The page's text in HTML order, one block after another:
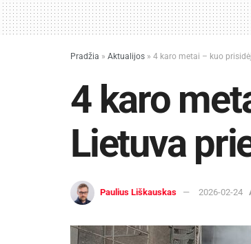
Pradžia » Aktualijos » 4 karo metai – kuo
4 karo
Lietuva
Paulius Liškauskas 2026-02-24